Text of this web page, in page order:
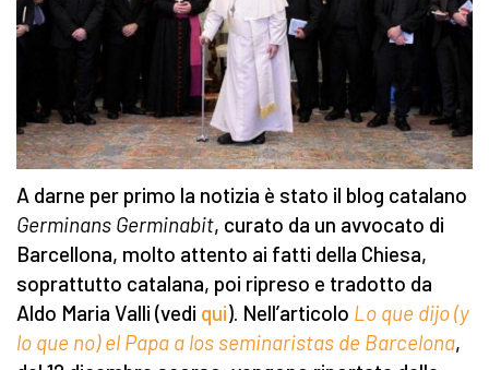
A darne per primo la notizia è stato il blog catalano
Germinans Germinabit, curato da un avvocato di
Barcellona, molto attento ai fatti della Chiesa,
soprattutto catalana, poi ripreso e tradotto da
Aldo Maria Valli (vedi qui). Nell’articolo Lo que dijo (y
lo que no) el Papa a los seminaristas de Barcelona,